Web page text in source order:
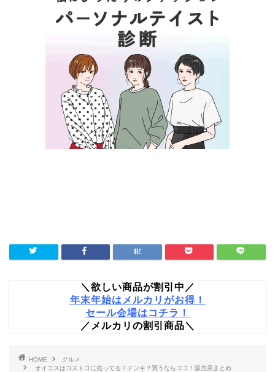
＼欲しい商品が割引中／
年末年始はメルカリがお得！
セール会場はコチラ！
／メルカリの割引商品＼
HOME
グルメ
オイコスはコストコに売ってる？ドンキ？買うならココ！販売店まとめ